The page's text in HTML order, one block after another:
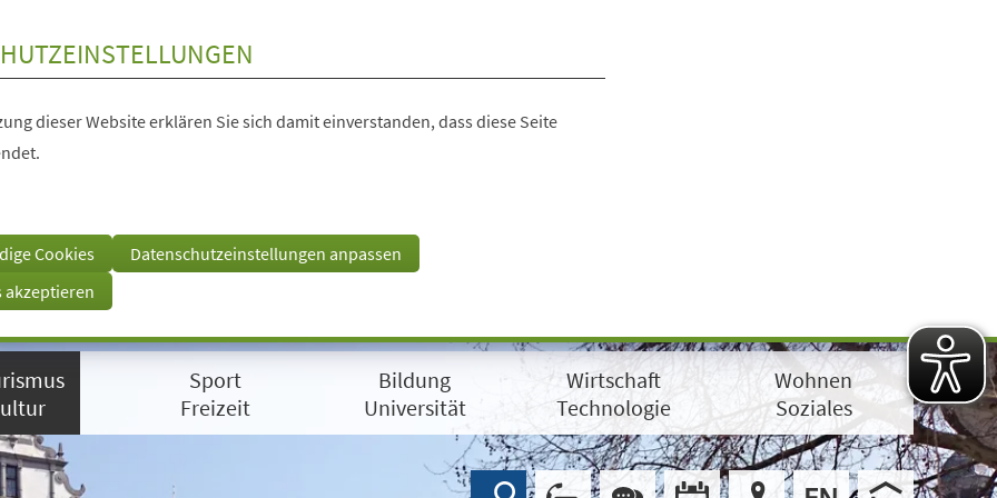
dieser Website erklären Sie sich damit einverstanden, dass diese Seite
Cookies
Datenschutzeinstellungen anpassen
akzeptieren
Sport
Freizeit
Bildung
Universität
Wirtschaft
Technologie
Wohnen
Soziales